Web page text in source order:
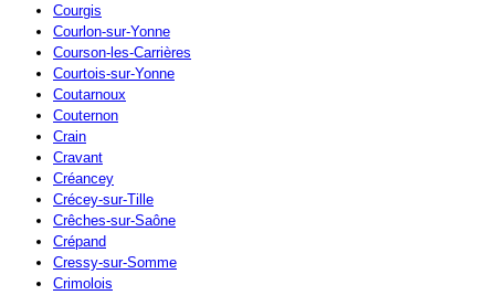
Courgis
Courlon-sur-Yonne
Courson-les-Carrières
Courtois-sur-Yonne
Coutarnoux
Couternon
Crain
Cravant
Créancey
Crécey-sur-Tille
Crêches-sur-Saône
Crépand
Cressy-sur-Somme
Crimolois